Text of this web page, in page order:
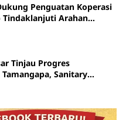
Penguatan Koperasi
Tindaklanjuti Arahan
Tinjau Progres
Tamangapa, Sanitary